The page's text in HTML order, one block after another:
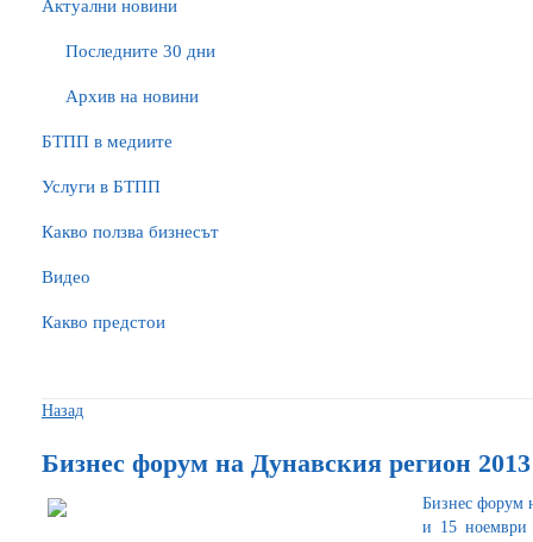
Актуални новини
Последните 30 дни
Архив на новини
БTПП в медиите
Услуги в БТПП
Какво ползва бизнесът
Видео
Какво предстои
Назад
Бизнес форум на Дунавския регион 2013
Бизнес форум
и 15 ноември